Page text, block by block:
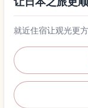
就近住宿让观光更